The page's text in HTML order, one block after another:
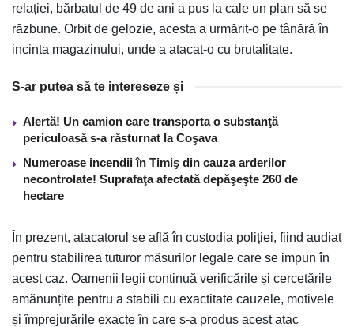
relației, bărbatul de 49 de ani a pus la cale un plan să se
răzbune. Orbit de gelozie, acesta a urmărit-o pe tânără în
incinta magazinului, unde a atacat-o cu brutalitate.
S-ar putea să te intereseze și
Alertă! Un camion care transporta o substanţă
periculoasă s-a răsturnat la Coşava
Numeroase incendii în Timiş din cauza arderilor
necontrolate! Suprafaţa afectată depăşeşte 260 de
hectare
În prezent, atacatorul se află în custodia poliției, fiind audiat
pentru stabilirea tuturor măsurilor legale care se impun în
acest caz. Oamenii legii continuă verificările și cercetările
amănunțite pentru a stabili cu exactitate cauzele, motivele
și împrejurările exacte în care s-a produs acest atac